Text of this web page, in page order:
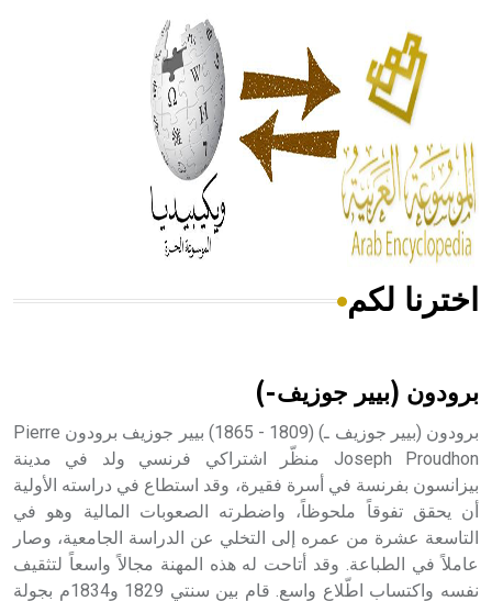
الحكم، الأدلة، تنظيم التغذية، ورسالته في جروح الرأس. ويعود
له الفضل بأنه حرر الطب من الدين والفلسفة.
- هل تعلم أن المرجان إفراز حيواني يتكون في البحر ويتركب
من مادة كربونات الكلسيوم، وهو أحمر أو شديد الحمرة وهو
أجود أنواعه، ويمتاز بكبر الحجم ويسمى الش
هل تعلم أن الأبسيد كلمة فرنسية اللفظ تم اعتمادها مصطلحاً
- هل تعلم أن أبجر Abgar اسم معروف جيداً يعود إلى عدد من
الملوك الذين حكموا مدينة إديسا (الرها) من أبجر الأول وحتى
التاسع، وهم ينتسبون إلى أسرة أوسروين
اخترنا لكم
برودون (بيير جوزيف-)
برودون (بيير جوزيف ـ) (1809 - 1865) بيير جوزيف برودون Pierre
Joseph Proudhon منظّر اشتراكي فرنسي ولد في مدينة
بيزانسون بفرنسة في أسرة فقيرة، وقد استطاع في دراسته الأولية
أن يحقق تفوقاً ملحوظاً، واضطرته الصعوبات المالية وهو في
التاسعة عشرة من عمره إلى التخلي عن الدراسة الجامعية، وصار
عاملاً في الطباعة. وقد أتاحت له هذه المهنة مجالاً واسعاً لتثقيف
نفسه واكتساب اطّلاع واسع. قام بين سنتي 1829 و1834م بجولة